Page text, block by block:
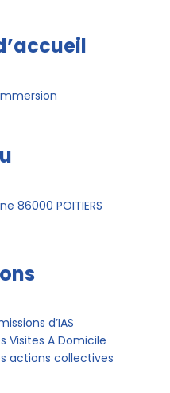
86000 POITIERS
d’IAS
Visites A Domicile
actions collectives